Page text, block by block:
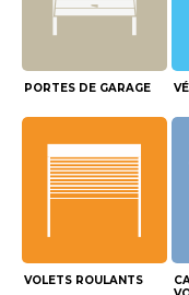
PORTES DE GARAGE
VOLETS ROULANTS